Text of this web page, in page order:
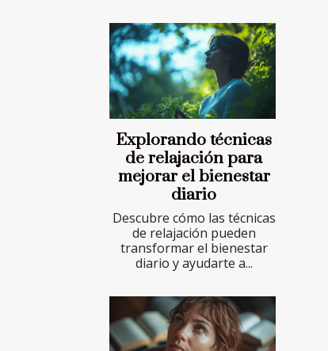
Explorando técnicas
de relajación para
mejorar el bienestar
diario
Descubre cómo las técnicas
de relajación pueden
transformar el bienestar
diario y ayudarte a...